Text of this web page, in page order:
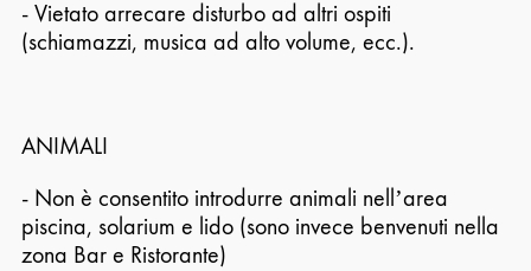
- Vietato arrecare disturbo ad altri ospiti
(schiamazzi, musica ad alto volume, ecc.).
ANIMALI
- Non è consentito introdurre animali nell’area
piscina, solarium e lido (sono invece benvenuti nella
zona Bar e Ristorante)